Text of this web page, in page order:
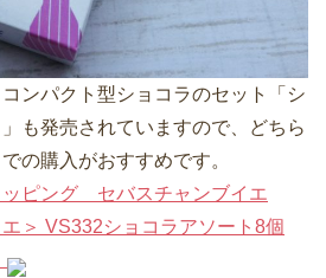
ンパクト型ショコラのセット「シ
も発売されていますので、どちら
の購入がおすすめです。
ッピング セバスチャンブイエ
＞ VS332ショコラアソート8個